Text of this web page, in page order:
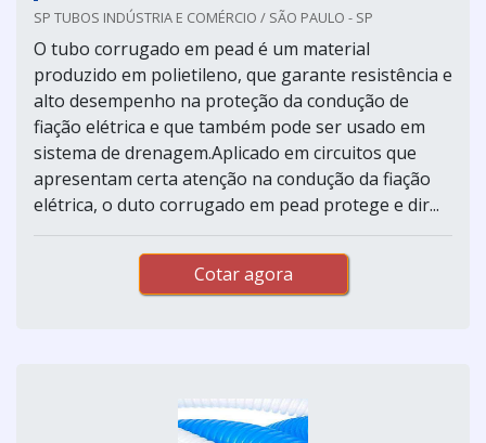
SP TUBOS INDÚSTRIA E COMÉRCIO / SÃO PAULO - SP
O tubo corrugado em pead é um material
produzido em polietileno, que garante resistência e
alto desempenho na proteção da condução de
fiação elétrica e que também pode ser usado em
sistema de drenagem.Aplicado em circuitos que
apresentam certa atenção na condução da fiação
elétrica, o duto corrugado em pead protege e dir...
Cotar agora